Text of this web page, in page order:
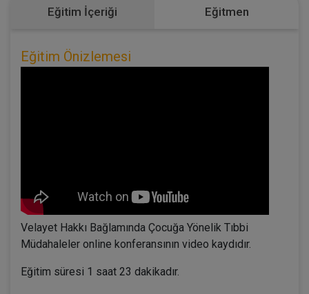
Eğitim İçeriği Eğitmen
Eğitim Önizlemesi
Velayet Hakkı Bağlamında Çocuğa Yönelik Tıbbi
Müdahaleler online konferansının video kaydıdır.
Eğitim süresi 1 saat 23 dakikadır.